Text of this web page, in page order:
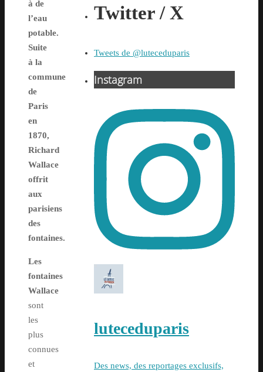
à de
l’eau
potable.
Suite
à la
commune
de
Paris
en
1870,
Richard
Wallace
offrit
aux
parisiens
des
fontaines.
Les
fontaines
Wallace
sont
les
plus
connues
et
Twitter / X
Tweets de @luteceduparis
Instagram
luteceduparis
Des news, des reportages exclusifs,